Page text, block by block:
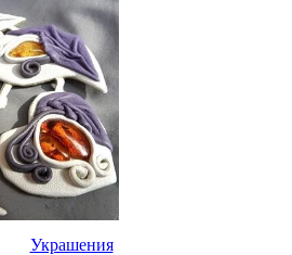
Украшения